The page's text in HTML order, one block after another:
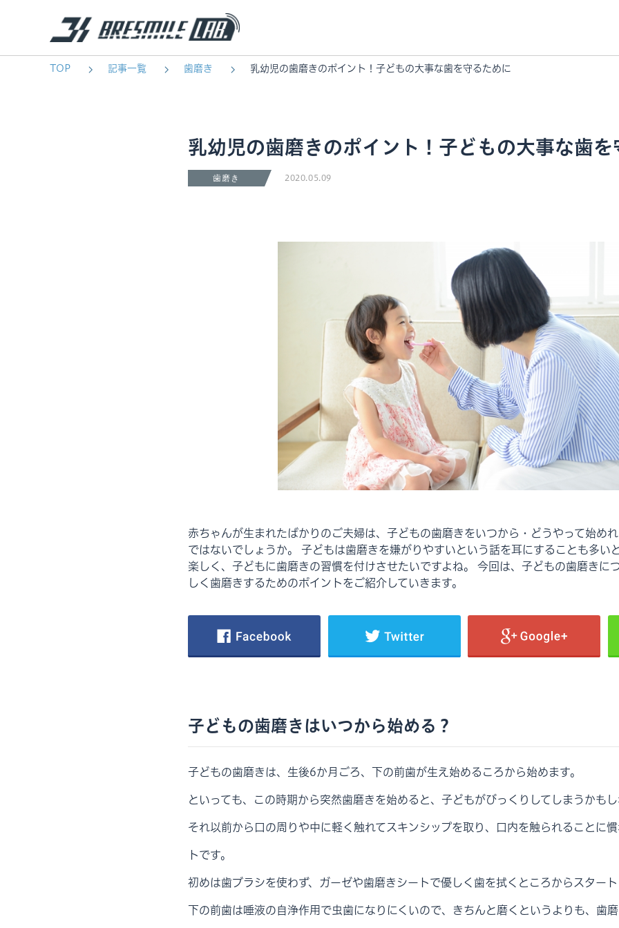
TOP 記事一覧 歯磨き 乳幼児の歯磨きのポイント！子どもの大事な歯を守るために
乳幼児の歯磨きのポイント！子どもの大事な歯
歯磨き 2020.05.09
赤ちゃんが生まれたばかりのご夫婦は、子どもの歯磨きをいつから・どうやって始め
ではないでしょうか。 子どもは歯磨きを嫌がりやすいという話を耳にすることも多い
楽しく、子どもに歯磨きの習慣を付けさせたいですよね。 今回は、子どもの歯磨きに
しく歯磨きするためのポイントをご紹介していきます。
子どもの歯磨きはいつから始める？
子どもの歯磨きは、生後6か月ごろ、下の前歯が生え始めるころから始めます。
といっても、この時期から突然歯磨きを始めると、子どもがびっくりしてしまうかも
それ以前から口の周りや中に軽く触れてスキンシップを取り、口内を触られることに
トです。
初めは歯ブラシを使わず、ガーゼや歯磨きシートで優しく歯を拭くところからスター
下の前歯は唾液の自浄作用で虫歯になりにくいので、きちんと磨くというよりも、歯